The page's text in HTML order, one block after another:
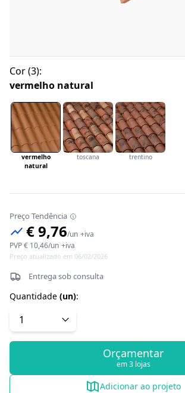
Cor(3):
vermelho natural
vermelho
natural
toscana trentino
Preço Tendência
€ 9,76/un +iva
PVP€ 10,46/un +iva
Preço atualizado em 06/02/2026
Entrega sob consulta
Quantidade (un):
Orçamentar
em 3 lojas
Adicionar ao projeto